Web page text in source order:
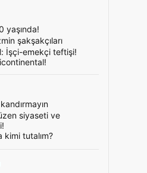
yaşında!
şakşakçıları
İşçi-emekçi teftişi!
siyaseti ve
kimi tutalım?